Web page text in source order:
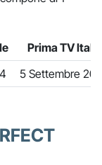
Prima TV Italia
5 Settembre